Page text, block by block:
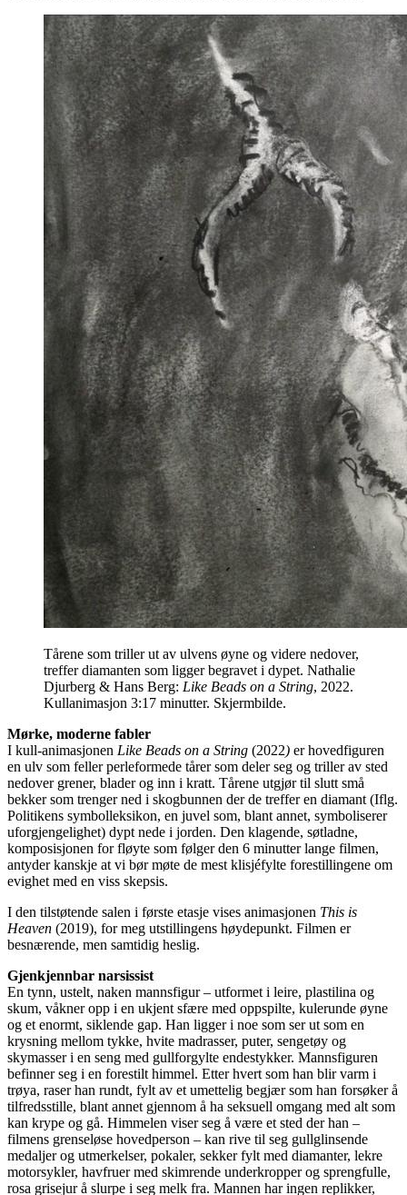
Tårene som triller ut av ulvens øyne og videre nedover,
treffer diamanten som ligger begravet i dypet. Nathalie
Djurberg & Hans Berg: Like Beads on a String, 2022.
Kullanimasjon 3:17 minutter. Skjermbilde.
Mørke, moderne fabler
I kull-animasjonen Like Beads on a String (2022) er hovedfiguren
en ulv som feller perleformede tårer som deler seg og triller av sted
nedover grener, blader og inn i kratt. Tårene utgjør til slutt små
bekker som trenger ned i skogbunnen der de treffer en diamant (Iflg.
Politikens symbolleksikon, en juvel som, blant annet, symboliserer
uforgjengelighet) dypt nede i jorden. Den klagende, søtladne,
komposisjonen for fløyte som følger den 6 minutter lange filmen,
antyder kanskje at vi bør møte de mest klisjéfylte forestillingene om
evighet med en viss skepsis.
I den tilstøtende salen i første etasje vises animasjonen This is
Heaven (2019), for meg utstillingens høydepunkt. Filmen er
besnærende, men samtidig heslig.
Gjenkjennbar narsissist
En tynn, ustelt, naken mannsfigur – utformet i leire, plastilina og
skum, våkner opp i en ukjent sfære med oppspilte, kulerunde øyne
og et enormt, siklende gap. Han ligger i noe som ser ut som en
krysning mellom tykke, hvite madrasser, puter, sengetøy og
skymasser i en seng med gullforgylte endestykker. Mannsfiguren
befinner seg i en forestilt himmel. Etter hvert som han blir varm i
trøya, raser han rundt, fylt av et umettelig begjær som han forsøker å
tilfredsstille, blant annet gjennom å ha seksuell omgang med alt som
kan krype og gå. Himmelen viser seg å være et sted der han –
filmens grenseløse hovedperson – kan rive til seg gullglinsende
medaljer og utmerkelser, pokaler, sekker fylt med diamanter, lekre
motorsykler, havfruer med skimrende underkropper og sprengfulle,
rosa grisejur å slurpe i seg melk fra. Mannen har ingen replikker,